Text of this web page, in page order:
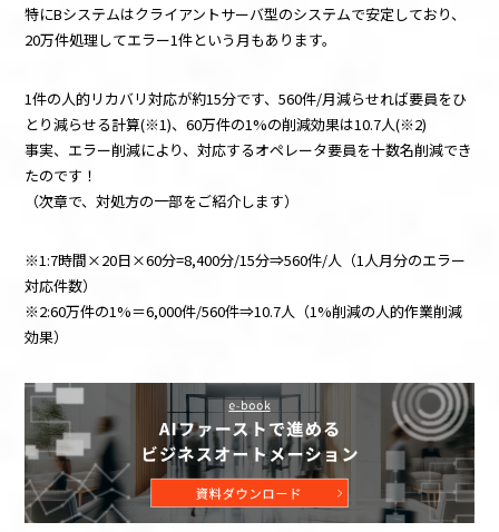
特にBシステムはクライアントサーバ型のシステムで安定しており、
20万件処理してエラー1件という月もあります。
1件の人的リカバリ対応が約15分です、560件/月減らせれば要員をひ
とり減らせる計算(※1)、60万件の1%の削減効果は10.7人(※2)
事実、エラー削減により、対応するオペレータ要員を十数名削減でき
たのです！
（次章で、対処方の一部をご紹介します）
※1:7時間×20日×60分=8,400分/15分⇒560件/人（1人月分のエラー
対応件数）
※2:60万件の1%＝6,000件/560件⇒10.7人（1%削減の人的作業削減
効果）